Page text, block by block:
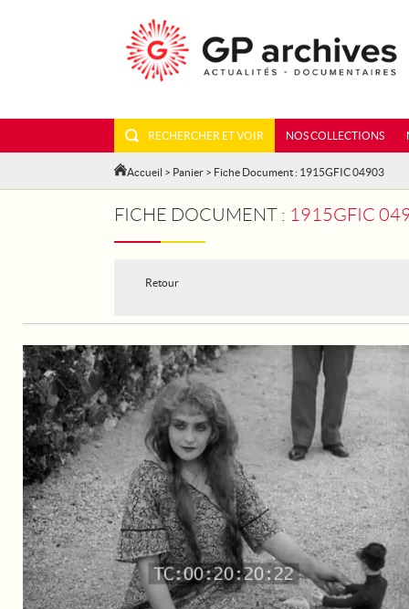
RECHERCHER ET VOIR NOS COLLECTIONS
Accueil > Panier > Fiche Document : 1915GFIC 04903
FICHE DOCUMENT : 1915GFIC
Retour